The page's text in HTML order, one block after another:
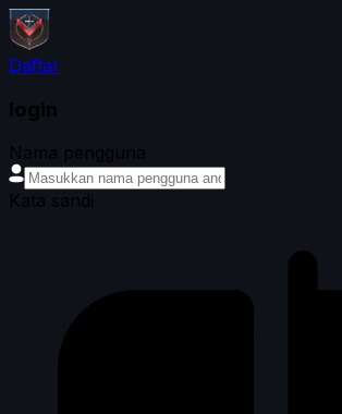
Daftar
login
Nama pengguna
Kata sandi